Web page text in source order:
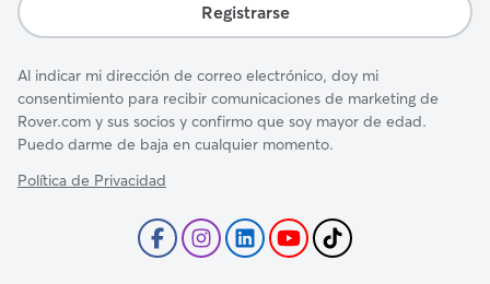
Registrarse
Al indicar mi dirección de correo electrónico, doy mi
consentimiento para recibir comunicaciones de marketing de
Rover.com y sus socios y confirmo que soy mayor de edad.
Puedo darme de baja en cualquier momento.
Política de Privacidad